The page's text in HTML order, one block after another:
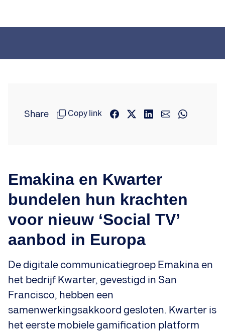
Share Copy link
Emakina en Kwarter
bundelen hun krachten
voor nieuw ‘Social TV’
aanbod in Europa
De digitale communicatiegroep Emakina en
het bedrijf Kwarter, gevestigd in San
Francisco, hebben een
samenwerkingsakkoord gesloten. Kwarter is
het eerste mobiele gamification platform